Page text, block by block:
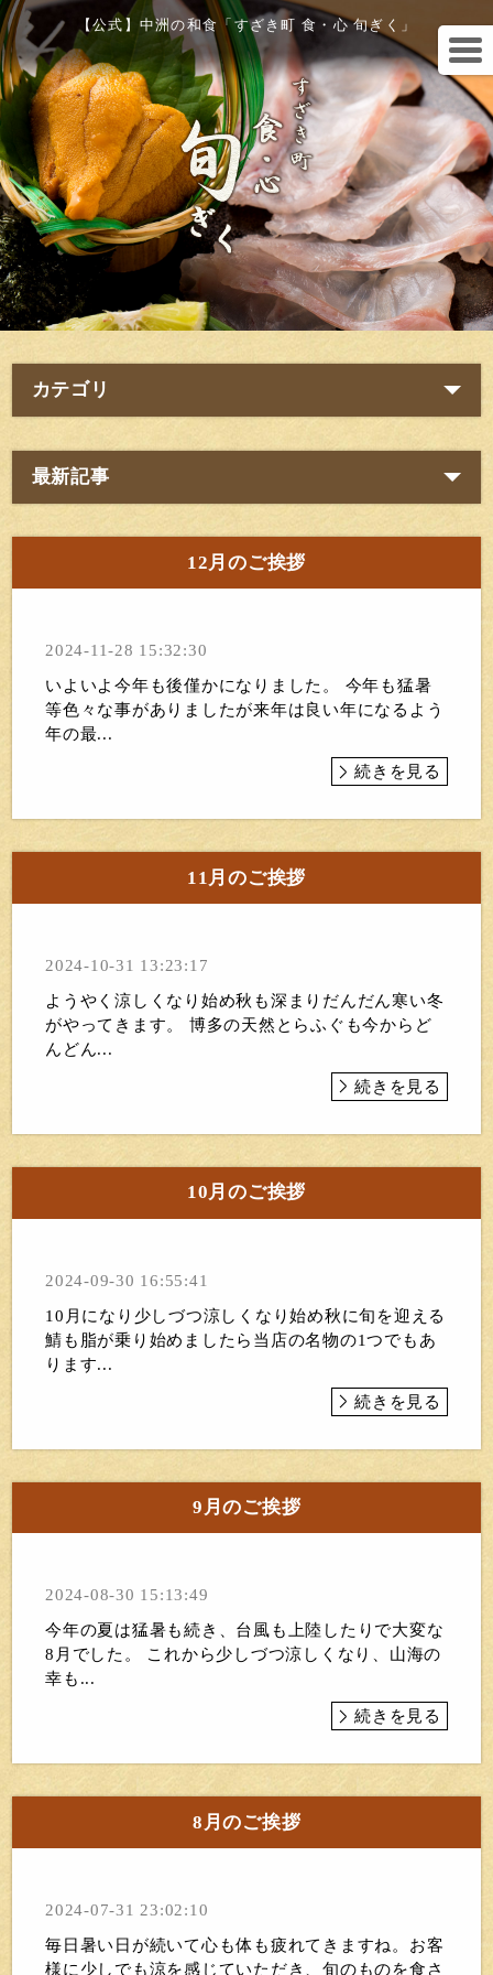
【公式】中洲の和食「すざき町 食・心 旬ぎく」
カテゴリ
最新記事
12月のご挨拶
2024-11-28 15:32:30
いよいよ今年も後僅かになりました。 今年も猛暑
等色々な事がありましたが来年は良い年になるよう
年の最...
続きを見る
11月のご挨拶
2024-10-31 13:23:17
ようやく涼しくなり始め秋も深まりだんだん寒い冬
がやってきます。 博多の天然とらふぐも今からど
んどん...
続きを見る
10月のご挨拶
2024-09-30 16:55:41
10月になり少しづつ涼しくなり始め秋に旬を迎える
鯖も脂が乗り始めましたら当店の名物の1つでもあ
ります...
続きを見る
9月のご挨拶
2024-08-30 15:13:49
今年の夏は猛暑も続き、台風も上陸したりで大変な
8月でした。 これから少しづつ涼しくなり、山海の
幸も...
続きを見る
8月のご挨拶
2024-07-31 23:02:10
毎日暑い日が続いて心も体も疲れてきますね。お客
様に少しでも涼を感じていただき、旬のものを食さ